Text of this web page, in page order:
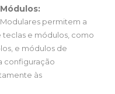
Modulares permitem a
e módulos, como
e módulos de
configuração
às